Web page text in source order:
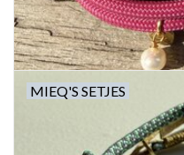
MIEQ's Setjes
MIEQ was een tijdje verdwenen
MIEQ'S SETJES